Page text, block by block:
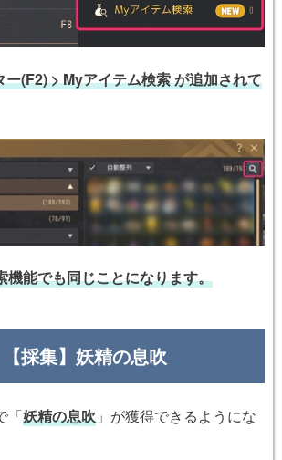
(F2) > Myアイテム検索 が追加されて
機能でも同じことになります。
【採集】妖精の息吹
「妖精の息吹 」が獲得できるようにな